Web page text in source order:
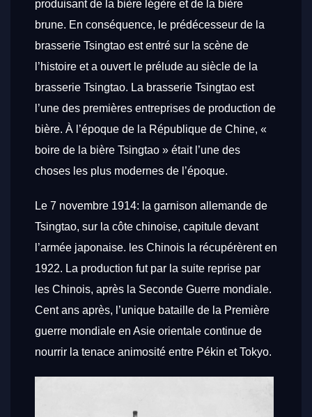
produisant de la bière légère et de la bière
brune. En conséquence, le prédécesseur de la
brasserie Tsingtao est entré sur la scène de
l’histoire et a ouvert le prélude au siècle de la
brasserie Tsingtao. La brasserie Tsingtao est
l’une des premières entreprises de production de
bière. À l’époque de la République de Chine, «
boire de la bière Tsingtao » était l’une des
choses les plus modernes de l’époque.
Le 7 novembre 1914: la garnison allemande de
Tsingtao, sur la côte chinoise, capitule devant
l’armée japonaise. les Chinois la récupérèrent en
1922. La production fut par la suite reprise par
les Chinois, après la Seconde Guerre mondiale.
Cent ans après, l’unique bataille de la Première
guerre mondiale en Asie orientale continue de
nourrir la tenace animosité entre Pékin et Tokyo.